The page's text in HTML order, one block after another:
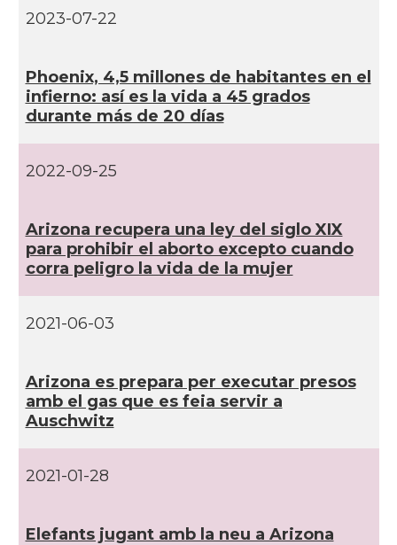
CAMON
CAMON Catalans a Los Angeles
CAMON
Catalans a MIAMI
CAMON Catalans a MINNESOTA
CAMON
Catalans a NEW MEXICO
CAMON
CAMON
CAMON Catalans a OKLAHOMA
2023-07-22
Phoenix, 4,5 millones de habitantes en el
infierno: así­ es la vida a 45 grados
durante más de 20 dí­as
2022-09-25
Arizona recupera una ley del siglo XIX
para prohibir el aborto excepto cuando
corra peligro la vida de la mujer
2021-06-03
Arizona es prepara per executar presos
amb el gas que es feia servir a
Auschwitz
2021-01-28
Elefants jugant amb la neu a Arizona